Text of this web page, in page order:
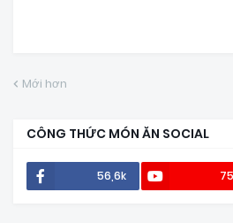
Mới hơn
CÔNG THỨC MÓN ĂN SOCIAL
56,6k